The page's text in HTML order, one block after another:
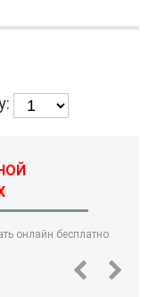
онлайн бесплатно